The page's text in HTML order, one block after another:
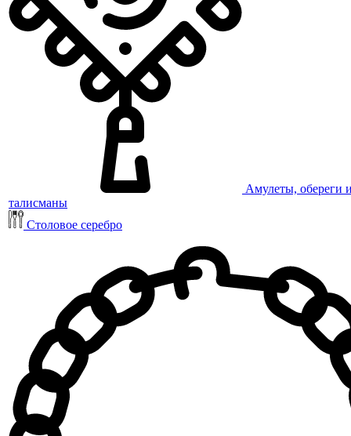
Амулеты, обереги
талисманы
Столовое серебро